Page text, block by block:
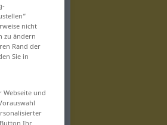
nicht
zu ändern
Rand der
Sie in
und
Ihr